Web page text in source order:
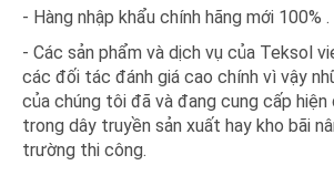
- Hàng nhập khẩu chính hãng mới 100% .
- Các sản phẩm và dịch vụ của Teksol
các đối tác đánh giá cao chính vì vậy
của chúng tôi đã và đang cung cấp hiện
trong dây truyền sản xuất hay kho bãi
trường thi công.